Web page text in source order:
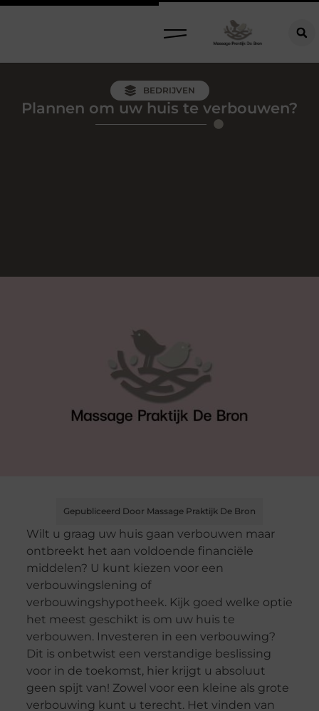
BEDRIJVEN
Plannen om uw huis te verbouwen?
Gepubliceerd Door Massage Praktijk De Bron
Wilt u graag uw huis gaan verbouwen maar
ontbreekt het aan voldoende financiële
middelen? U kunt kiezen voor een
verbouwingslening of
verbouwingshypotheek. Kijk goed welke optie
het meest geschikt is om uw huis te
verbouwen. Investeren in een verbouwing?
Dit is onbetwist een verstandige beslissing
voor in de toekomst, hier krijgt u absoluut
geen spijt van! Zowel voor een kleine als grote
verbouwing kunt u terecht. Het vinden van